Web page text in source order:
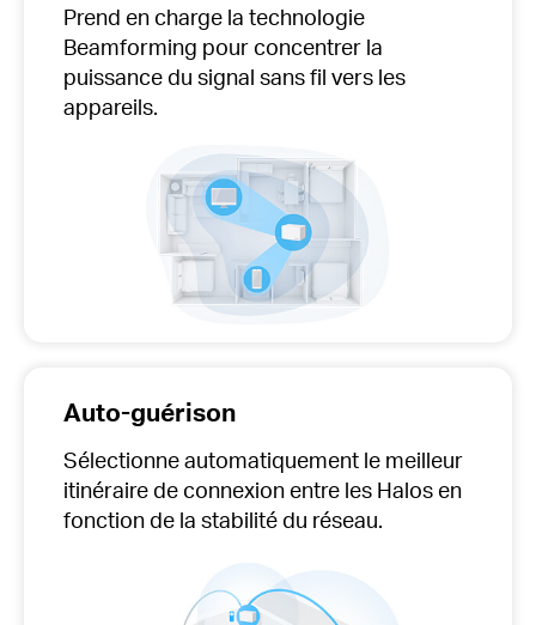
Prend en charge la technologie
Beamforming pour concentrer la
puissance du signal sans fil vers les
appareils.
Auto-guérison
Sélectionne automatiquementle meilleur
itinéraire de connexion entre les Halos en
fonction de la stabilité du réseau.